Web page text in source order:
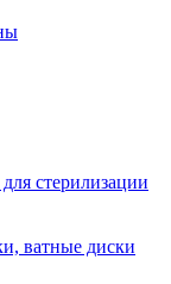
стерилизации
ватные диски